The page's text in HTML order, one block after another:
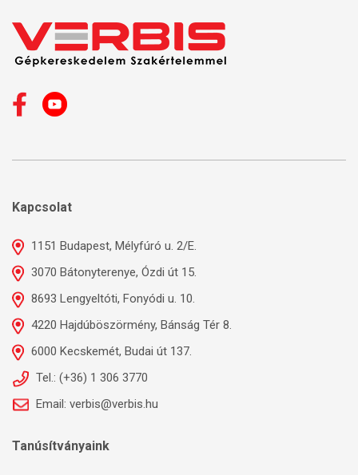
Kapcsolat
1151 Budapest, Mélyfúró u. 2/E.
3070 Bátonyterenye, Ózdi út 15.
8693 Lengyeltóti, Fonyódi u. 10.
4220 Hajdúböszörmény, Bánság Tér 8.
6000 Kecskemét, Budai út 137.
Tel.: (+36) 1 306 3770
Email: verbis@verbis.hu
Tanúsítványaink